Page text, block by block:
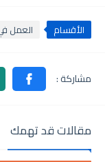
الأقسام العمل
مقالات قد تهمك